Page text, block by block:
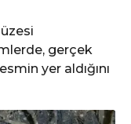
gerçek
yer aldığını